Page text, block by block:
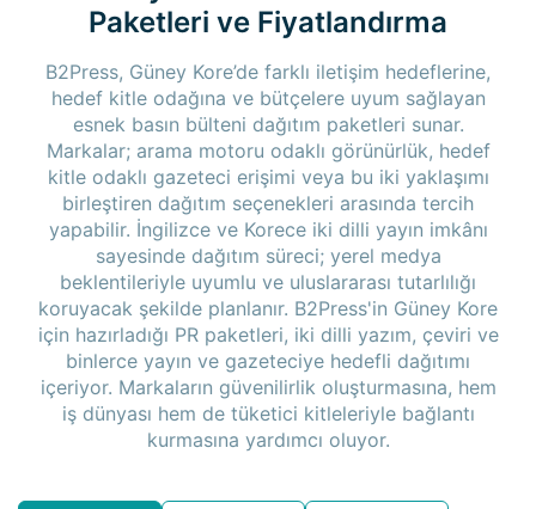
Paketleri ve Fiyatlandırma
B2Press, Güney Kore’de farklı iletişim hedeflerine,
hedef kitle odağına ve bütçelere uyum sağlayan
esnek basın bülteni dağıtım paketleri sunar.
Markalar; arama motoru odaklı görünürlük, hedef
kitle odaklı gazeteci erişimi veya bu iki yaklaşımı
birleştiren dağıtım seçenekleri arasında tercih
yapabilir. İngilizce ve Korece iki dilli yayın imkânı
sayesinde dağıtım süreci; yerel medya
beklentileriyle uyumlu ve uluslararası tutarlılığı
koruyacak şekilde planlanır. B2Press'in Güney Kore
için hazırladığı PR paketleri, iki dilli yazım, çeviri ve
binlerce yayın ve gazeteciye hedefli dağıtımı
içeriyor. Markaların güvenilirlik oluşturmasına, hem
iş dünyası hem de tüketici kitleleriyle bağlantı
kurmasına yardımcı oluyor.